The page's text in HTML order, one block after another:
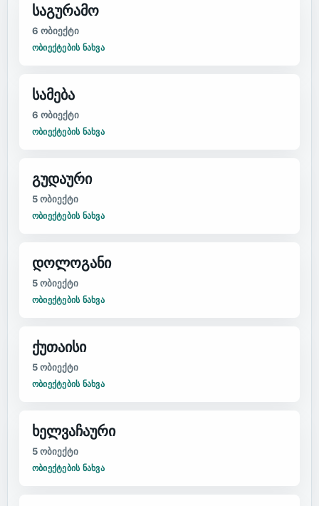
საგურამო
6 ობიექტი
ᲝᲑᲘᲔᲥᲢᲔᲑᲘᲡ ᲜᲐᲮᲕᲐ
სამება
6 ობიექტი
ᲝᲑᲘᲔᲥᲢᲔᲑᲘᲡ ᲜᲐᲮᲕᲐ
გუდაური
5ობიექტი
ᲝᲑᲘᲔᲥᲢᲔᲑᲘᲡ ᲜᲐᲮᲕᲐ
დოლოგანი
5ობიექტი
ᲝᲑᲘᲔᲥᲢᲔᲑᲘᲡ ᲜᲐᲮᲕᲐ
ქუთაისი
5ობიექტი
ᲝᲑᲘᲔᲥᲢᲔᲑᲘᲡ ᲜᲐᲮᲕᲐ
ხელვაჩაური
5ობიექტი
ᲝᲑᲘᲔᲥᲢᲔᲑᲘᲡ ᲜᲐᲮᲕᲐ